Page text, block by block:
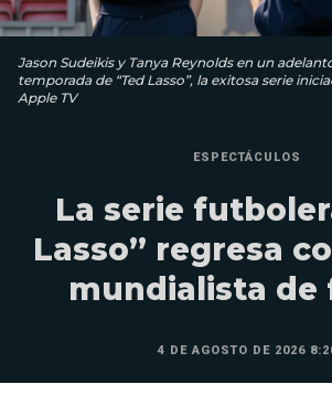
Jason Sudeikis y Tanya Reynolds en un
temporada de “Ted Lasso”, la exitosa serie
Apple TV
ESPECTÁCULOS
La serie
Lasso” regresa
mundialista de
4 DE AGOSTO DE 2026